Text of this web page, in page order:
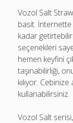
Shorts Abone
Threads Beğeni
Liste
Sayfa Listesi
Shorts Abone
Threads Beğeni
Vozol Salt
basit. İnternette
kadar
seçenekleri
hemen keyfini
taşınabilirliği,
kılıyor.
kullanabilirsiniz.
Vozol Salt